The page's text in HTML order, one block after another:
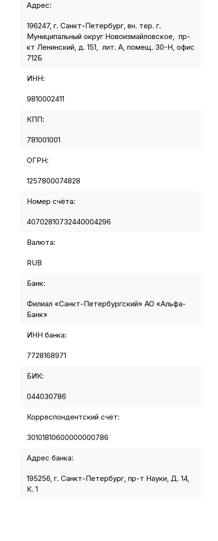
Адрес:
196247, г. Санкт-Петербург, вн. тер. г.
Муниципальный округ Новоизмайловское, пр-
кт Ленинский, д. 151, лит. А, помещ. 30-Н, офис
712Б
ИНН:
9810002411
КПП:
781001001
ОГРН:
1257800074828
Номер счёта:
40702810732440004296
Валюта:
RUB
Банк:
Филиал «Санкт-Петербургский» АО «Альфа-
Банк»
ИНН банка:
7728168971
БИК:
044030786
Корреспондентский счёт:
30101810600000000786
Адрес банка:
195256, г. Санкт-Петербург, пр-т Науки, Д. 14,
К. 1